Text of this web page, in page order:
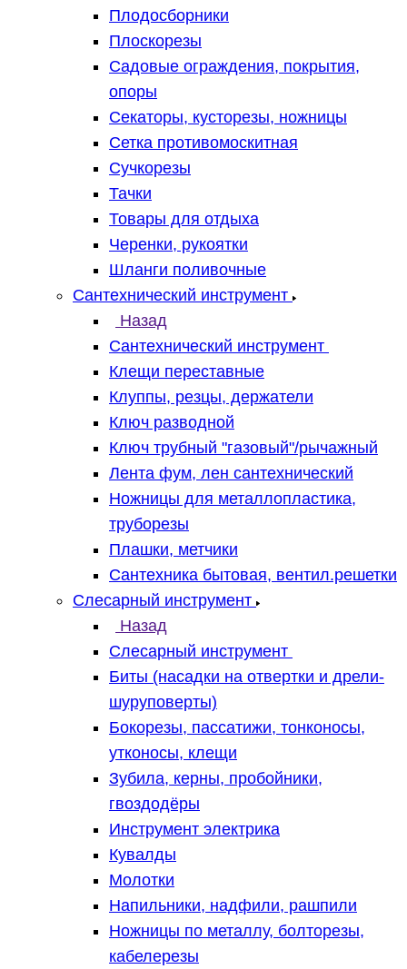
Плодосборники
Плоскорезы
Садовые ограждения, покрытия,
опоры
Секаторы, кусторезы, ножницы
Сетка противомоскитная
Сучкорезы
Тачки
Товары для отдыха
Черенки, рукоятки
Шланги поливочные
Сантехнический инструмент
Назад
Сантехнический инструмент
Клещи переставные
Клуппы, резцы, держатели
Ключ разводной
Ключ трубный "газовый"/рычажный
Лента фум, лен сантехнический
Ножницы для металлопластика,
труборезы
Плашки, метчики
Сантехника бытовая, вентил.решетки
Слесарный инструмент
Назад
Слесарный инструмент
Биты (насадки на отвертки и дрели-
шуруповерты)
Бокорезы, пассатижи, тонконосы,
утконосы, клещи
Зубила, керны, пробойники,
гвоздодёры
Инструмент электрика
Кувалды
Молотки
Напильники, надфили, рашпили
Ножницы по металлу, болторезы,
кабелерезы